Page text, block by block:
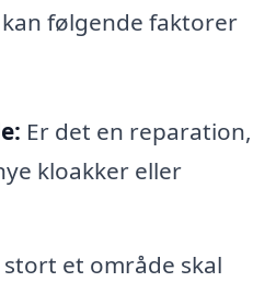
følgende faktorer
Er det en reparation,
kloakker eller
stort et område skal